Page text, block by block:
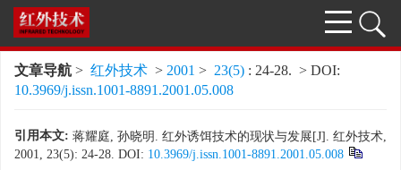
文章导航 > 红外技术 > 2001 > 23(5) : 24-28. > DOI:
10.3969/j.issn.1001-8891.2001.05.008
引用本文: 蒋耀庭, 孙晓明. 红外诱饵技术的现状与发展[J]. 红外技术,
2001, 23(5): 24-28. DOI: 10.3969/j.issn.1001-8891.2001.05.008